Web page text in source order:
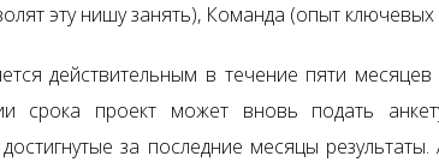
эту нишу занять), Команда (опыт ключевых
действительным в течение пяти
срока проект может вновь подать
за последние месяцы